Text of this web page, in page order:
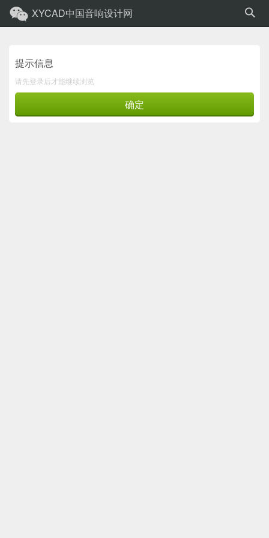
XYCAD中国音响设计网
提示信息
请先登录后才能继续浏览
确定